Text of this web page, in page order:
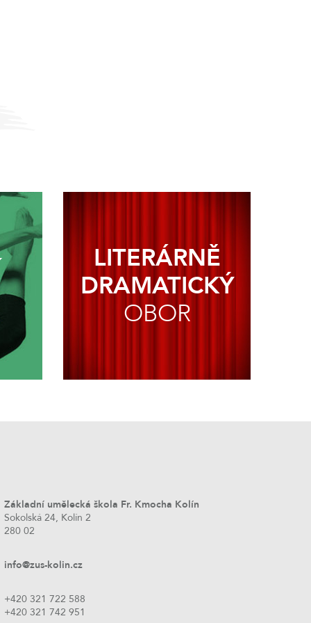
LITERÁRNĚ
DRAMATICKÝ
OBOR
Základní umělecká škola Fr. Kmocha Kolín
Sokolská 24, Kolín 2
280 02
info@zus-kolin.cz
+420 321 722 588
+420 321 742 951